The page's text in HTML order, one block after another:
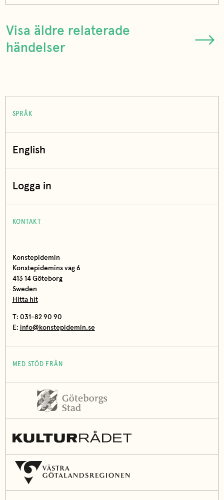
Visa äldre relaterade
händelser
SPRÅK
English
Logga in
KONTAKT
Konstepidemin
Konstepidemins väg 6
413 14 Göteborg
Sweden
Hitta hit
T: 031-82 90 90
E: info@konstepidemin.se
MED STÖD FRÅN